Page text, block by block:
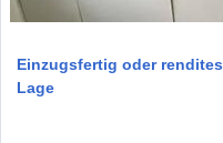
Einzugsfertig oder
Lage